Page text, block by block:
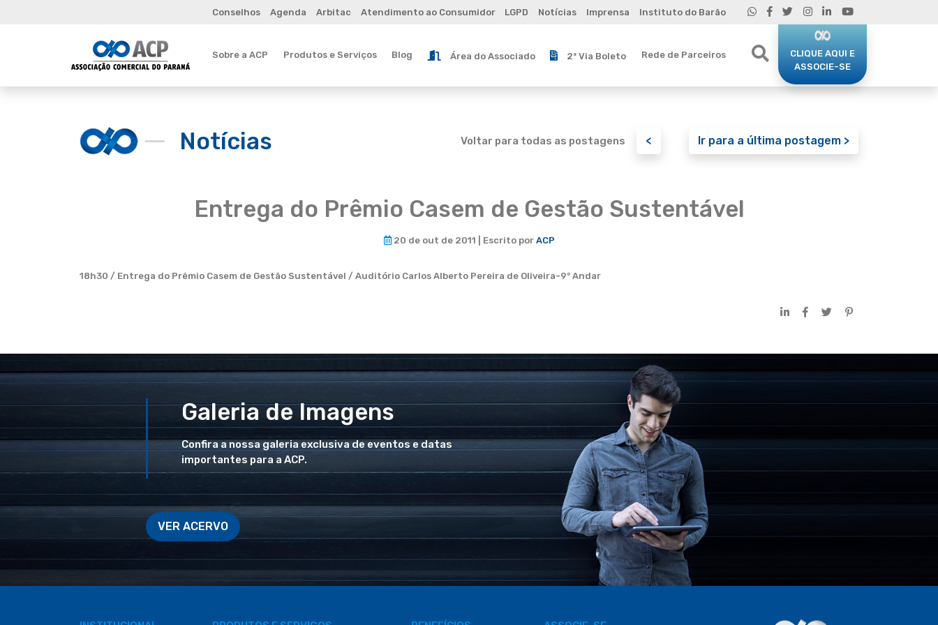
Conselhos Agenda Arbitac Atendimento ao Consumidor LGPD Notícias Imprensa Instituto do Barão
Sobre a ACP Produtos e Serviços Blog Área do Associado 2ª Via Boleto Rede de Parceiros
CLIQUE AQUI E
ASSOCIE-SE
Notícias Voltar para todas as postagens < Ir para a última postagem >
Entrega do Prêmio Casem de Gestão Sustentável
20 de out de 2011 | Escrito por ACP
18h30 / Entrega do Prêmio Casem de Gestão Sustentável / Auditório Carlos Alberto Pereira de Oliveira-9º Andar
Galeria de Imagens
Confira a nossa galeria exclusiva de eventos e datas
importantes para a ACP.
VER ACERVO